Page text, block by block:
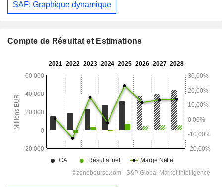
SAF: Graphique dynamique
Compte de Résultat et Estimations